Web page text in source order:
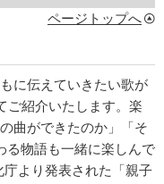
ページトップへ
に伝えていきたい歌が
ご紹介いたします。楽
曲ができたのか」「そ
る物語も一緒に楽しんで
より発表された「親子